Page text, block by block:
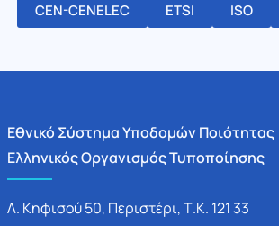
CEN-CENELEC
ETSI ISO
Εθνικό Σύστημα Υποδομών Ποιότητας
Ελληνικός Οργανισμός Τυποποίησης
Λ. Κηφισού 50, Περιστέρι, Τ.Κ. 121 33